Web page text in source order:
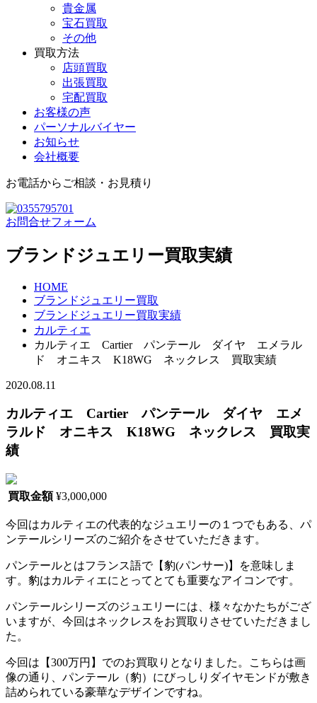
貴金属
宝石買取
その他
買取方法
店頭買取
出張買取
宅配買取
お客様の声
パーソナルバイヤー
お知らせ
会社概要
お電話からご相談・お見積り
お問合せフォーム
ブランドジュエリー買取実績
HOME
ブランドジュエリー買取
ブランドジュエリー買取実績
カルティエ
カルティエ Cartier パンテール ダイヤ エメラル
ド オニキス K18WG ネックレス 買取実績
2020.08.11
カルティエ Cartier パンテール ダイヤ エメ
ラルド オニキス K18WG ネックレス 買取実
績
買取金額 ¥3,000,000
今回はカルティエの代表的なジュエリーの１つでもある、パ
ンテールシリーズのご紹介をさせていただきます。
パンテールとはフランス語で【豹(パンサー)】を意味しま
す。豹はカルティエにとってとても重要なアイコンです。
パンテールシリーズのジュエリーには、様々なかたちがござ
いますが、今回はネックレスをお買取りさせていただきまし
た。
今回は【300万円】でのお買取りとなりました。こちらは画
像の通り、パンテール（豹）にびっしりダイヤモンドが敷き
詰められている豪華なデザインですね。